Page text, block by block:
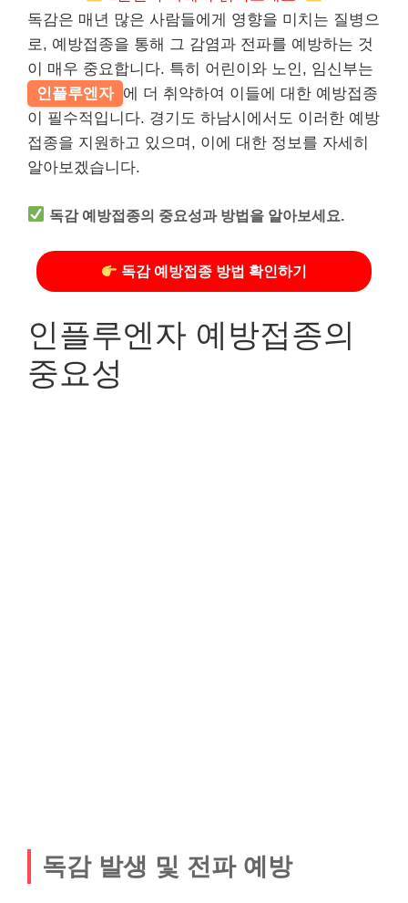
독감은 매년 많은 사람들에게 영향을 미치는 질병으
로, 예방접종을 통해 그 감염과 전파를 예방하는 것
이 매우 중요합니다. 특히 어린이와 노인, 임신부는
인플루엔자 에 더 취약하여 이들에 대한 예방접종
이 필수적입니다. 경기도 하남시에서도 이러한 예방
접종을 지원하고 있으며, 이에 대한 정보를 자세히
알아보겠습니다.
독감 예방접종의 중요성과 방법을 알아보세요.
독감 예방접종 방법 확인하기
인플루엔자 예방접종의
중요성
독감 발생 및 전파 예방